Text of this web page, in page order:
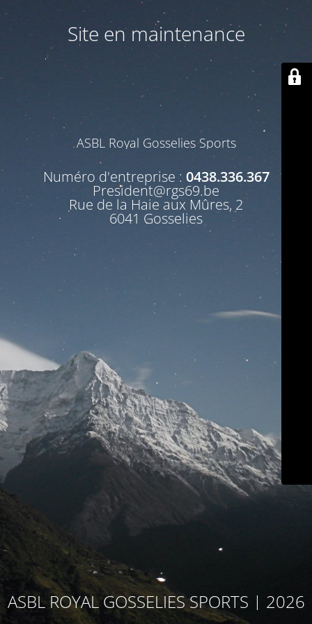
Site en maintenance
ASBL Royal Gosselies Sports
Numéro d'entreprise : 0438.336.367
President@rgs69.be
Rue de la Haie aux Mûres, 2
6041 Gosselies
ASBL ROYAL GOSSELIES SPORTS | 2026